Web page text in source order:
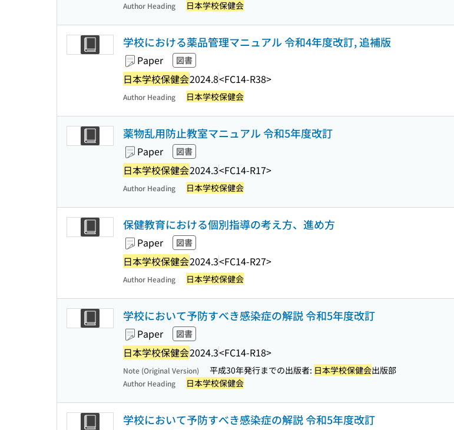
Author Heading 日本学校保健会
学校における薬品管理マニュアル 令和4年度改訂, 追補版
Paper 図書
日本学校保健会2024.8<FC14-R38>
Author Heading 日本学校保健会
薬物乱用防止教室マニュアル 令和5年度改訂
Paper 図書
日本学校保健会2024.3<FC14-R17>
Author Heading 日本学校保健会
保健教育における個別指導の考え方、進め方
Paper 図書
日本学校保健会2024.3<FC14-R27>
Author Heading 日本学校保健会
学校において予防すべき感染症の解説 令和5年度改訂
Paper 図書
日本学校保健会2024.3<FC14-R18>
Note (Original Version) 平成30年発行までの出版者: 日本学校保健会出版部
Author Heading 日本学校保健会
学校において予防すべき感染症の解説 令和5年度改訂